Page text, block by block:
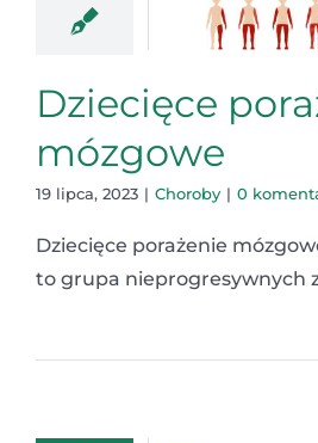
Dziecięce
mózgowe
19 lipca, 2023 | Choroby | 0
Dziecięce porażenie
to grupa nieprogresywnych